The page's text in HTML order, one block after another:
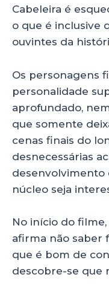
Cabeleira é
o que é inclusive
ouvintes da
Os personagens
personalidade
aprofundado,
que somente
cenas finais do
desnecessárias
desenvolvimento
núcleo seja
No início do
afirma não saber
que é bom de
descobre-se que